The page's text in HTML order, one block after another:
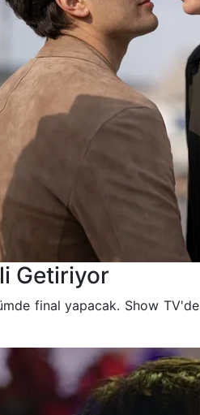
Getiriyor
final yapacak. Show